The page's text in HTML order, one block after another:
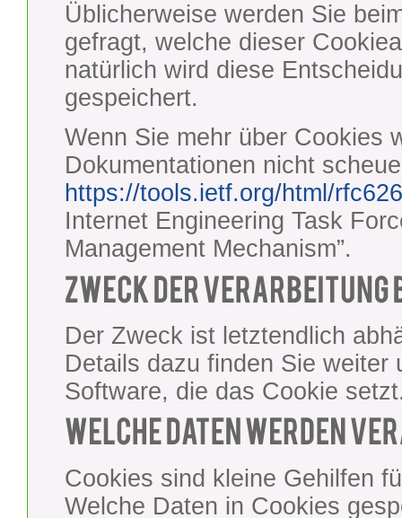
Üblicherweise werden Sie
gefragt, welche dieser
natürlich wird diese
gespeichert.
Wenn Sie mehr über Cookies
Dokumentationen nicht
https://tools.ietf.org/html/
Internet Engineering Task
Management Mechanism”.
Der Zweck ist letztendlich
Details dazu finden Sie weiter
Software, die das Cookie
Cookies sind kleine Gehilfen
Welche Daten in Cookies